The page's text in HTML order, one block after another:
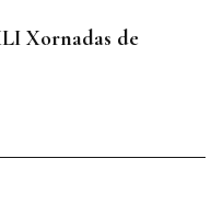
Xornadas de